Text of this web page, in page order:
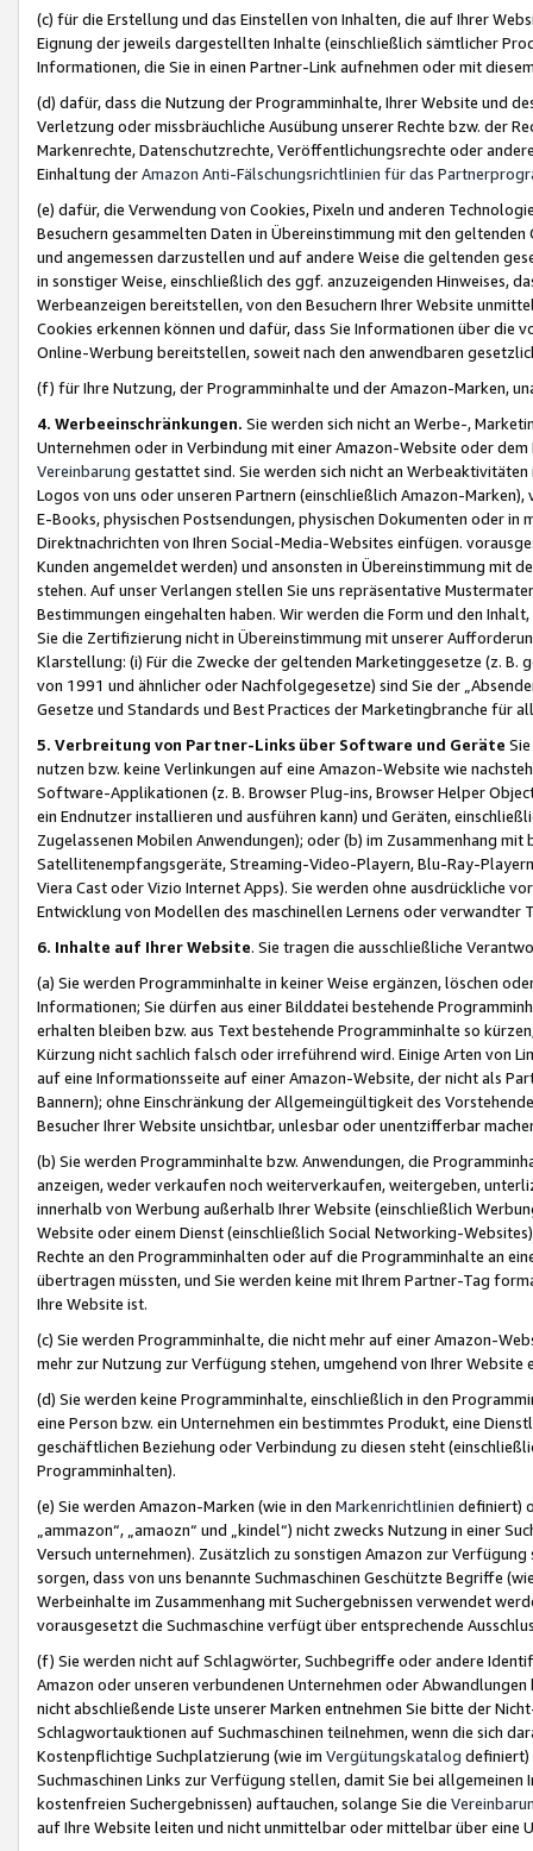
(c) für die Erstellung und das Einstellen von Inhalten, die auf Ihrer
Eignung der jeweils dargestellten Inhalte (einschließlich sämtlicher
Informationen, die Sie in einen Partner-Link aufnehmen oder mit
(d) dafür, dass die Nutzung der Programminhalte, Ihrer Website und
Verletzung oder missbräuchliche Ausübung unserer Rechte bzw. der
Markenrechte, Datenschutzrechte, Veröffentlichungsrechte oder
Einhaltung derAmazon Anti-Fälschungsrichtlinien für das
(e) dafür, die Verwendung von Cookies, Pixeln und anderen
Besuchern gesammelten Daten in Übereinstimmung mit den
und angemessen darzustellen und auf andere Weise die geltenden
in sonstiger Weise, einschließlich des ggf. anzuzeigenden Hinweises,
Werbeanzeigen bereitstellen, von den Besuchern Ihrer Website
Cookies erkennen können und dafür, dass Sie Informationen über die
Online-Werbung bereitstellen, soweit nach den anwendbaren
(f) für Ihre Nutzung, der Programminhalte und der Amazon-Marken,
4. Werbeeinschränkungen. Sie werden sich nicht an Werbe-,
Unternehmen oder in Verbindung mit einer Amazon-Website oder
Vereinbarung gestattet sind. Sie werden sich nicht an
Logos von uns oder unseren Partnern (einschließlich Amazon-
E-Books, physischen Postsendungen, physischen Dokumenten oder in
Direktnachrichten von Ihren Social-Media-Websites einfügen.
Kunden angemeldet werden) und ansonsten in Übereinstimmung mit
stehen. Auf unser Verlangen stellen Sie uns repräsentative
Bestimmungen eingehalten haben. Wir werden die Form und den
Sie die Zertifizierung nicht in Übereinstimmung mit unserer
Klarstellung: (i) Für die Zwecke der geltenden Marketinggesetze (z. B.
von 1991 und ähnlicher oder Nachfolgegesetze) sind Sie der
Gesetze und Standards und Best Practices der Marketingbranche für
5. Verbreitung von Partner-Links über Software und Geräte
nutzen bzw. keine Verlinkungen auf eine Amazon-Website wie
Software-Applikationen (z. B. Browser Plug-ins, Browser Helper
ein Endnutzer installieren und ausführen kann) und Geräten,
Zugelassenen Mobilen Anwendungen); oder (b) im Zusammenhang
Satellitenempfangsgeräte, Streaming-Video-Playern, Blu-Ray-
Viera Cast oder Vizio Internet Apps). Sie werden ohne ausdrückliche
Entwicklung von Modellen des maschinellen Lernens oder
6. Inhalte auf Ihrer Website. Sie tragen die ausschließliche
(a) Sie werden Programminhalte in keiner Weise ergänzen, löschen
Informationen; Sie dürfen aus einer Bilddatei bestehende
erhalten bleiben bzw. aus Text bestehende Programminhalte so
Kürzung nicht sachlich falsch oder irreführend wird. Einige Arten von
auf eine Informationsseite auf einer Amazon-Website, der nicht als
Bannern); ohne Einschränkung der Allgemeingültigkeit des
Besucher Ihrer Website unsichtbar, unlesbar oder unentzifferbar
(b) Sie werden Programminhalte bzw. Anwendungen, die
anzeigen, weder verkaufen noch weiterverkaufen, weitergeben,
innerhalb von Werbung außerhalb Ihrer Website (einschließlich
Website oder einem Dienst (einschließlich Social Networking-
Rechte an den Programminhalten oder auf die Programminhalte an
übertragen müssten, und Sie werden keine mit Ihrem Partner-Tag
Ihre Website ist.
(c) Sie werden Programminhalte, die nicht mehr auf einer Amazon-
mehr zur Nutzung zur Verfügung stehen, umgehend von Ihrer
(d) Sie werden keine Programminhalte, einschließlich in den
eine Person bzw. ein Unternehmen ein bestimmtes Produkt, eine
geschäftlichen Beziehung oder Verbindung zu diesen steht
Programminhalten).
(e) Sie werden Amazon-Marken (wie in den Markenrichtlinien definiert)
„ammazon“, „amaozn“ und „kindel“) nicht zwecks Nutzung in einer
Versuch unternehmen). Zusätzlich zu sonstigen Amazon zur
sorgen, dass von uns benannte Suchmaschinen Geschützte Begriffe
Werbeinhalte im Zusammenhang mit Suchergebnissen verwendet
vorausgesetzt die Suchmaschine verfügt über entsprechende
(f) Sie werden nicht auf Schlagwörter, Suchbegriffe oder andere
Amazon oder unseren verbundenen Unternehmen oder
nicht abschließende Liste unserer Marken entnehmen Sie bitte der
Schlagwortauktionen auf Suchmaschinen teilnehmen, wenn die sich
Kostenpflichtige Suchplatzierung (wie im Vergütungskatalog definiert)
Suchmaschinen Links zur Verfügung stellen, damit Sie bei
kostenfreien Suchergebnissen) auftauchen, solange Sie die
auf Ihre Website leiten und nicht unmittelbar oder mittelbar über eine